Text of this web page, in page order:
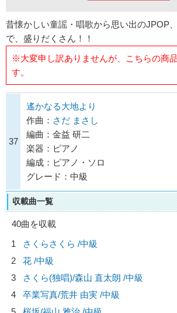
昔懐かしい童謡・唱歌から思い出のJPOP
で、盛りだくさん！！
※大変申し訳ありませんが、こちらの商
す。
37
遙かなる大地より
作曲： さだ まさし
編曲：金益 研二
楽器：ピアノ
編成：ピアノ・ソロ
グレード：中級
収載曲一覧
40曲を収載
1
さくらさくら /中級
2
花 /中級
3
さくら(独唱)/森山 直太朗 /中級
4
卒業写真/荒井 由実 /中級